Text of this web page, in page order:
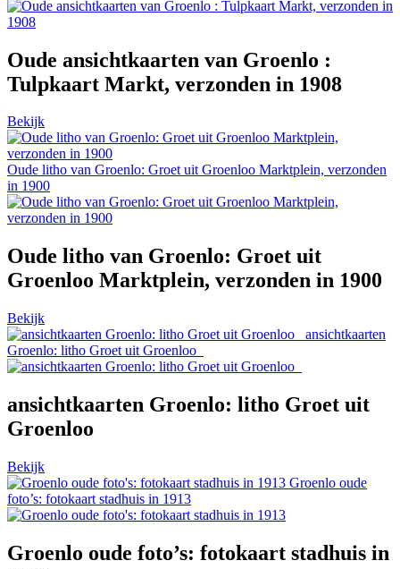
Oude ansichtkaarten van Groenlo :
Tulpkaart Markt, verzonden in 1908
Bekijk
Oude litho van Groenlo: Groet uit Groenloo Marktplein, verzonden
in 1900
Oude litho van Groenlo: Groet uit
Groenloo Marktplein, verzonden in 1900
Bekijk
ansichtkaarten
Groenlo: litho Groet uit Groenloo
ansichtkaarten Groenlo: litho Groet uit
Groenloo
Bekijk
Groenlo oude
foto’s: fotokaart stadhuis in 1913
Groenlo oude foto’s: fotokaart stadhuis in